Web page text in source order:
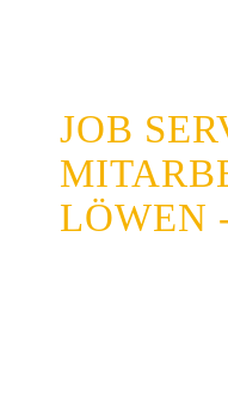
JOB
LÖWEN